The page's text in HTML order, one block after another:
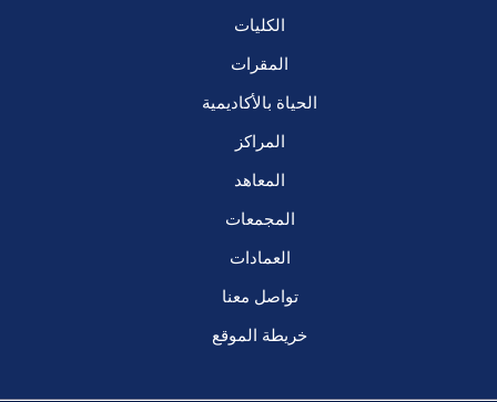
الكليات
المقرات
الحياة بالأكاديمية
المراكز
المعاهد
المجمعات
العمادات
تواصل معنا
خريطة الموقع